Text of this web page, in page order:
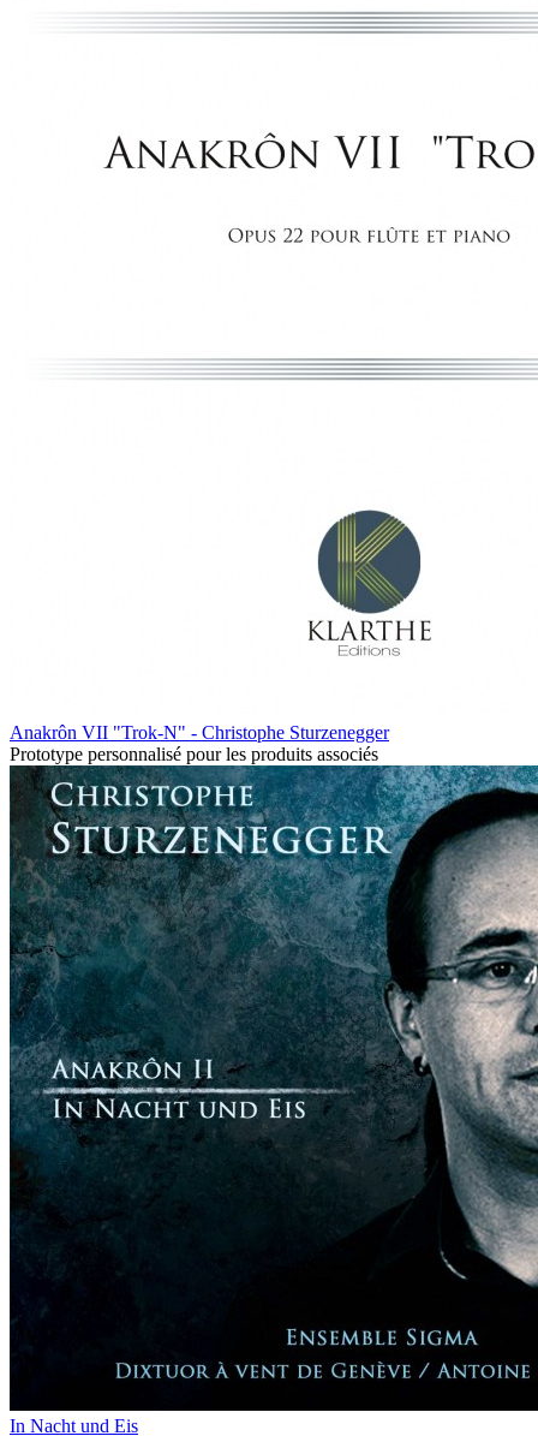
Anakrôn VII "Trok-N" - Christophe Sturzenegger
Prototype personnalisé pour les produits associés
In Nacht und Eis